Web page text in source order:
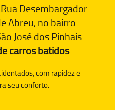
Desembargador
Abreu, no bairro
José dos Pinhais
carros batidos
com rapidez e
seu conforto.